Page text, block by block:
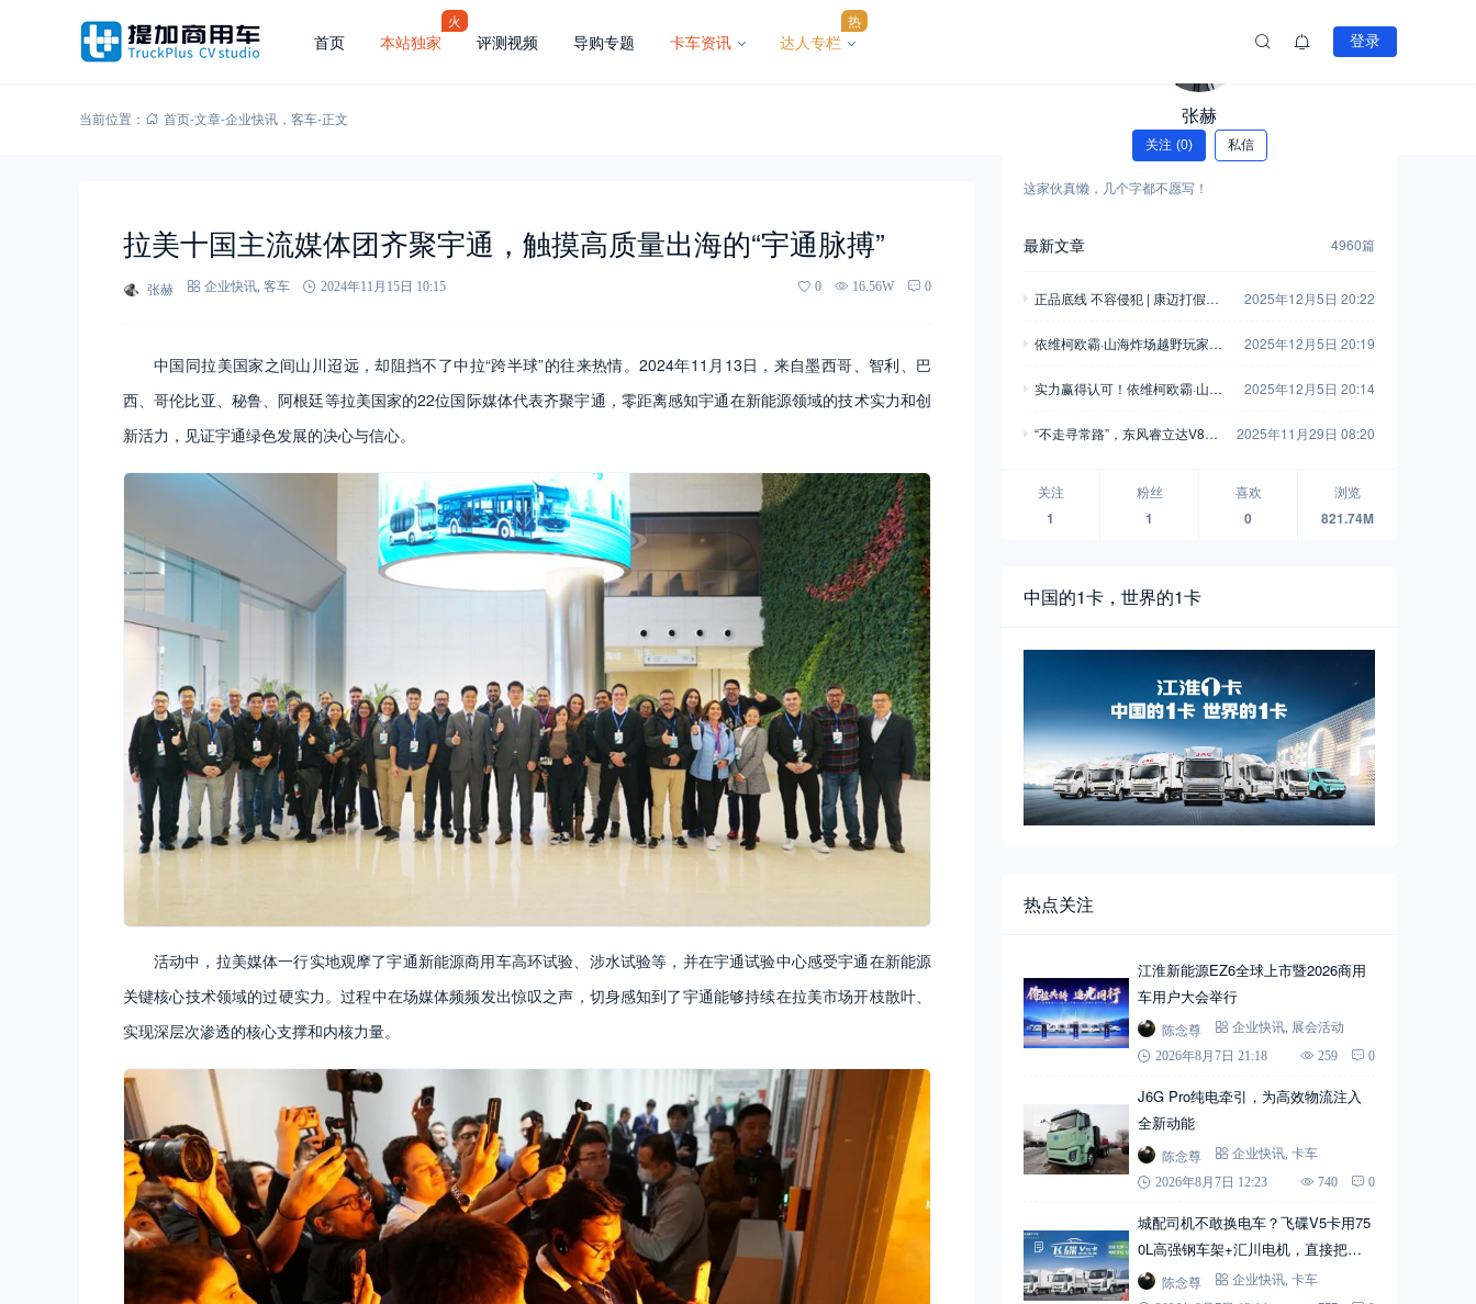
首页 本站独家
火
评测视频 导购专题 卡车资讯 达人专栏
热
登录
当前位置： 首页-文章-企业快讯 ， 客车-正文
拉美十国主流媒体团齐聚宇通，触摸高质量出海的“宇通脉搏”
张赫 企业快讯 客车 2024年11月15日 10:15 0 16.56W 0
中国同拉美国家之间山川迢远，却阻挡不了中拉“跨半球”的往来热情。2024年11月13日，来自墨西哥、智利、巴
西、哥伦比亚、秘鲁、阿根廷等拉美国家的22位国际媒体代表齐聚宇通，零距离感知宇通在新能源领域的技术实力和创
新活力，见证宇通绿色发展的决心与信心。
活动中，拉美媒体一行实地观摩了宇通新能源商用车高环试验、涉水试验等，并在宇通试验中心感受宇通在新能源
关键核心技术领域的过硬实力。过程中在场媒体频频发出惊叹之声，切身感知到了宇通能够持续在拉美市场开枝散叶、
实现深层次渗透的核心支撑和内核力量。
张赫
关注 (0) 私信
这家伙真懒，几个字都不愿写！
最新文章 4960篇
正品底线 不容侵犯 | 康迈打假胜
2025年12月5日 20:22
依维柯欧霸·山海炸场越野玩家车
2025年12月5日 20:19
实力赢得认可！依维柯欧霸·山海
2025年12月5日 20:14
“不走寻常路”，东风睿立达V8E
2025年11月29日 08:20
关注
1
粉丝
1
喜欢
0
浏览
821.74M
中国的1卡，世界的1卡
热点关注
江淮新能源EZ6全球上市暨2026商用
车用户大会举行
陈念尊 企业快讯
展会活动
2026年8月7日 21:18
259 0
J6G Pro纯电牵引，为高效物流注入
全新动能
陈念尊 企业快讯 卡车
2026年8月7日 12:23
740 0
城配司机不敢换电车？飞碟V5卡用75
0L高强钢车架+汇川电机，直接把信
心拉满陈念尊 企业快讯 卡车